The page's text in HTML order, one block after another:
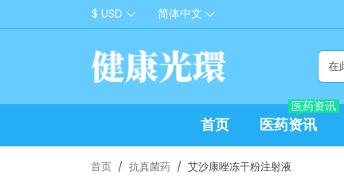
$ USD 简体中文
首页 医药资讯
医药资讯
首页 抗真菌药 艾沙康唑冻干粉注射液